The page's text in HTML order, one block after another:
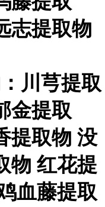
志提取物
川芎提取
金提取
提取物 没
物 红花提
血藤提取